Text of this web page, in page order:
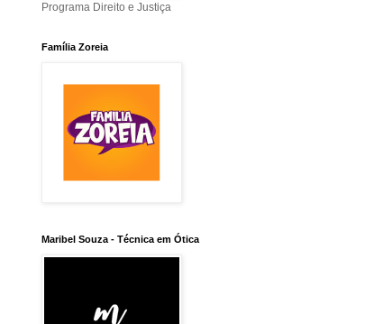
Programa Direito e Justiça
Família Zoreia
Maribel Souza - Técnica em Ótica